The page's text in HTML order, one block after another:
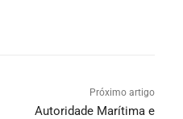
Próximo artigo
Autoridade Marítima e